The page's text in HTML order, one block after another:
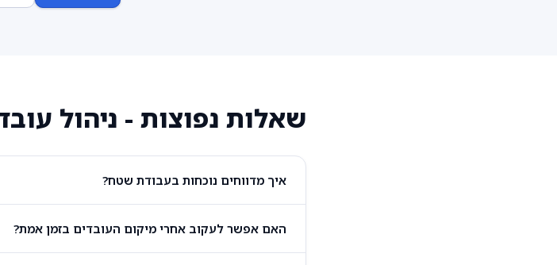
שאלות נפוצות - ניהול
איך מדווחים נוכחות בעבודת שטח?
האם אפשר לעקוב אחרי מיקום העובדים בזמן אמת?